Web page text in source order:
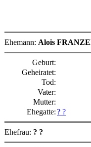
Ehemann: Alois
Geburt:
Geheiratet:
Tod:
Vater:
Mutter:
Ehegatte:? ?
Ehefrau: ? ?